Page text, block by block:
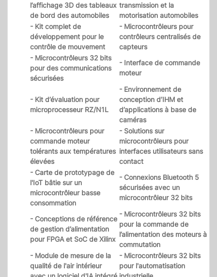
l’affichage 3D des tableaux
de bord des automobiles
transmission et la
motorisation automobiles
- Kit complet de
développement pour le
contrôle de mouvement
- Microcontrôleurs pour
contrôleurs centralisés de
capteurs
- Microcontrôleurs 32 bits
pour des communications
sécurisées
- Interface de commande
moteur
- Kit d’évaluation pour
microprocesseur RZ/N1L
- Environnement de
conception d’IHM et
d’applications à base de
caméras
- Microcontrôleurs pour
commande moteur
tolérants aux températures
élevées
- Solutions sur
microcontrôleurs pour
interfaces utilisateurs sans
contact
- Carte de prototypage de
l'IoT bâtie sur un
microcontrôleur basse
consommation
- Connexions Bluetooth 5
sécurisées avec un
microcontrôleur 32 bits
- Conceptions de référence
de gestion d’alimentation
pour FPGA et SoC de Xilinx
- Microcontrôleurs 32 bits
pour la commande de
l’alimentation des moteurs à
commutation
- Module de mesure de la
qualité de l'air intérieur
- Microcontrôleurs 32 bits
pour l'automatisation